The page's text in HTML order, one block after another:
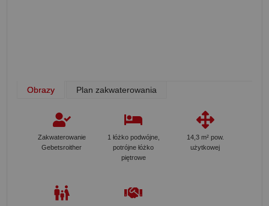
Obrazy Plan zakwaterowania
Zakwaterowanie
Gebetsroither
1 łóżko podwójne,
potrójne łóżko
piętrowe
14,3 m² pow.
użytkowej